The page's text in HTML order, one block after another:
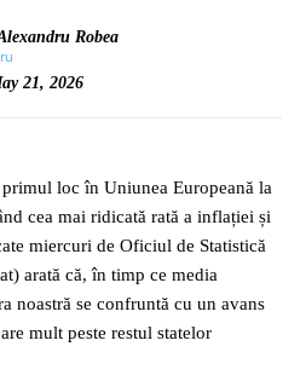
Robea
21, 2026
loc în Uniunea Europeană la
cea mai ridicată rată a inflației și
miercuri de Oficiul de Statistică
arată că, în timp ce media
noastră se confruntă cu un avans
mult peste restul statelor